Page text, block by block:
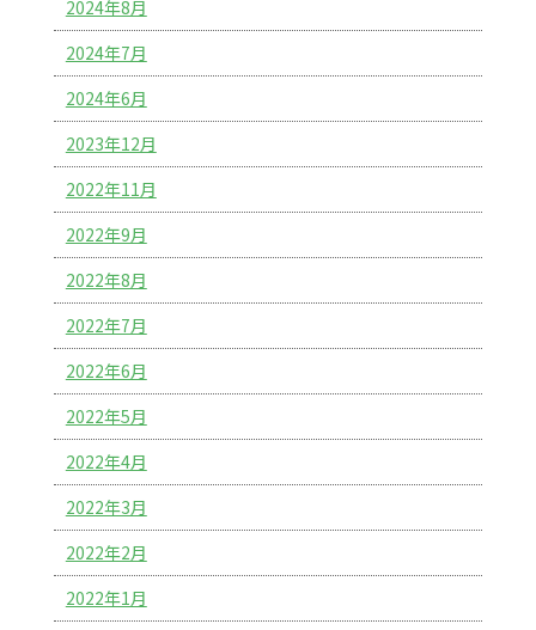
2024年8月
2024年7月
2024年6月
2023年12月
2022年11月
2022年9月
2022年8月
2022年7月
2022年6月
2022年5月
2022年4月
2022年3月
2022年2月
2022年1月